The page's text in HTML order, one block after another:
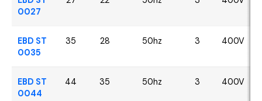
0027
EBD ST
0035
35 28 50hz 3 400V
EBD ST
0044
44 35 50hz 3 400V